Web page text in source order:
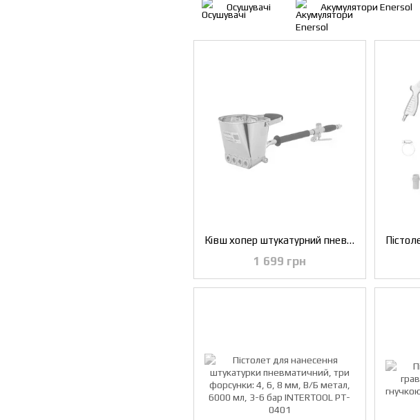
Осушувачі Акумулятори Enersol
Ківш хопер штукатурний пневматичний INTERTOOL PT-0404
1 699 грн